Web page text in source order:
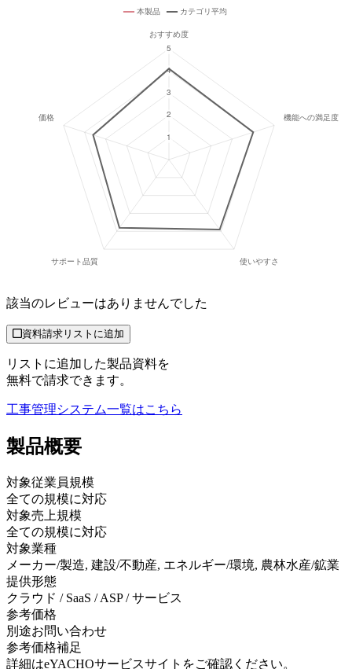
該当のレビューはありませんでした
資料請求リストに追加
リストに追加した製品資料を
無料で請求できます。
工事管理システム一覧はこちら
製品概要
対象従業員規模
全ての規模に対応
対象売上規模
全ての規模に対応
対象業種
メーカー/製造, 建設/不動産, エネルギー/環境, 農林水産/鉱業
提供形態
クラウド / SaaS / ASP / サービス
参考価格
別途お問い合わせ
参考価格補足
詳細はeYACHOサービスサイトをご確認ください。